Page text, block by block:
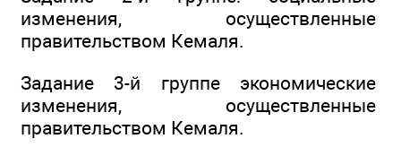
изменения, осуществленные
правительством Кемаля.
Задание 3-й группе экономические
изменения, осуществленные
правительством Кемаля.